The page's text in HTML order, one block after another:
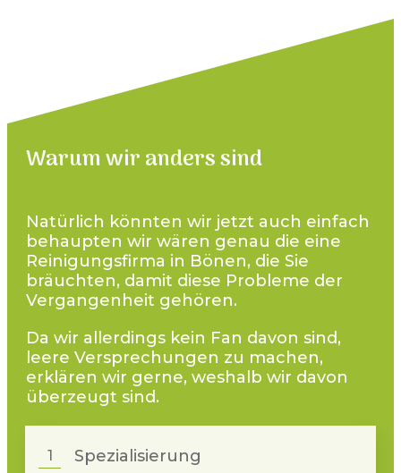
Warum wir anders sind
Natürlich könnten wir jetzt auch einfach
behaupten wir wären genau die eine
Reinigungsfirma in Bönen, die Sie
bräuchten, damit diese Probleme der
Vergangenheit gehören.
Da wir allerdings kein Fan davon sind,
leere Versprechungen zu machen,
erklären wir gerne, weshalb wir davon
überzeugt sind.
1 Spezialisierung